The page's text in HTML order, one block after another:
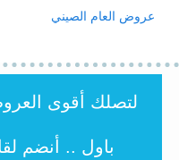
عروض العام الصيني
لتصلك أقوى
باول .. أنضم